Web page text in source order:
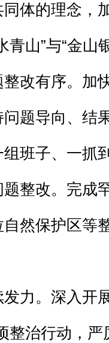
体的理念，
青山”与“金山
有序。加
题导向、结
班子、一抓
整改。完成
然保护区等
。深入开展
整治行动，